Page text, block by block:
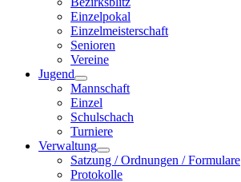
Einzelpokal
Einzelmeisterschaft
Senioren
Vereine
Jugend
Mannschaft
Einzel
Schulschach
Turniere
Verwaltung
Satzung / Ordnungen / Formulare
Protokolle